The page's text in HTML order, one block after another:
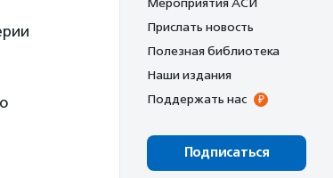
Прислать новость
Полезная библиотека
Наши издания
Поддержать нас
Подписаться